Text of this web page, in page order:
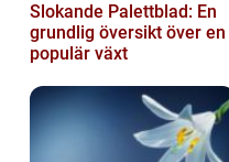
Slokande Palettblad: En
grundlig översikt över en
populär växt